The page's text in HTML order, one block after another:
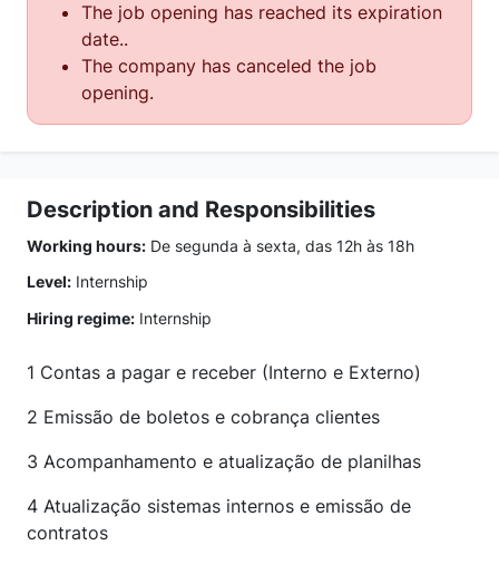
The job opening has reached its expiration
date..
The company has canceled the job
opening.
Description and Responsibilities
Working hours: De segunda à sexta, das 12h às 18h
Level: Internship
Hiring regime: Internship
1 Contas a pagar e receber (Interno e Externo)
2 Emissão de boletos e cobrança clientes
3 Acompanhamento e atualização de planilhas
4 Atualização sistemas internos e emissão de
contratos